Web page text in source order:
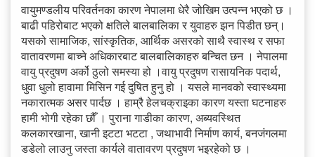
वायुमण्डलीय परिवर्तनका कारण नेपालमा धेरै जोखिम उत्पन्न भएको छ ।
बाढी पहिरोबाट भएको क्षतिले बालबालिका र युवाहरु झन पिडीत छन्।
यसको सामाजिक, सांस्कृतिक, आर्थिक असरको साथै स्वास्थ र सफा
वातावरणमा बाच्ने अधिकारबाट बालबालिकाहरु बन्चित छन । नेपालमा
वायु प्रदुषण अर्को ठुलो समस्या हो ।वायु प्रदुषण रासायनिक पदार्थ,
धुवा धुलो हावामा मिसिन गई दुषित हुनु हो । यसले मानवको स्वास्थ्यमा
नकारात्मक असर पार्दछ । हाम्रै हेलचक्राइका कारण यस्ता घटनाहरु
हामी भोगी रहेका छौँ । पुराना गाडीका कारण, अब्यवस्थित
कलकारखाना, खानी इटटा भटटा , जथाभावी निर्माण कार्य, बनजंगलमा
डडेलो लाउनु जस्ता कार्यले वातावरण प्रदुषण भइरहेको छ ।